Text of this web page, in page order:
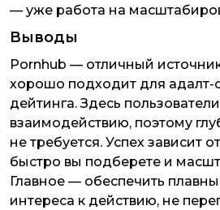
— уже работа на
Выводы
Pornhub — отличный
хорошо подходит для адалт-
дейтинга. Здесь
взаимодействию, поэтому
не требуется. Успех зависит
быстро вы подберете и
Главное — обеспечить
интереса к действию, не